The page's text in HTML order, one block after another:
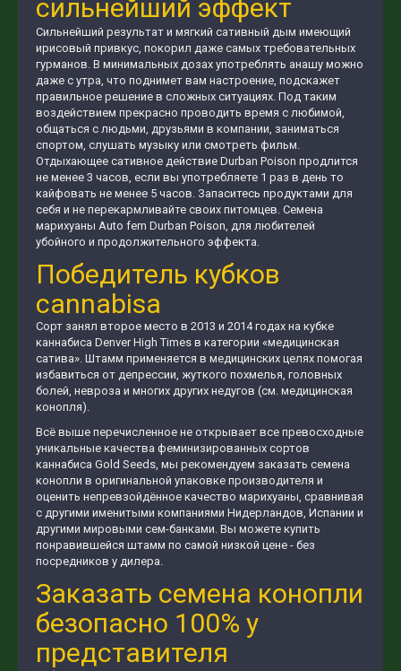
сильнейший эффект
Сильнейший результат и мягкий сативный дым имеющий
ирисовый привкус, покорил даже самых требовательных
гурманов. В минимальных дозах употреблять анашу можно
даже с утра, что поднимет вам настроение, подскажет
правильное решение в сложных ситуациях. Под таким
воздействием прекрасно проводить время с любимой,
общаться с людьми, друзьями в компании, заниматься
спортом, слушать музыку или смотреть фильм.
Отдыхающее сативное действие Durban Poison продлится
не менее 3 часов, если вы употребляете 1 раз в день то
кайфовать не менее 5 часов. Запаситесь продуктами для
себя и не перекармливайте своих питомцев. Семена
марихуаны Auto fem Durban Poison, для любителей
убойного и продолжительного эффекта.
Победитель кубков
cannabisa
Сорт занял второе место в 2013 и 2014 годах на кубке
каннабиса Denver High Times в категории «медицинская
сатива». Штамм применяется в медицинских целях помогая
избавиться от депрессии, жуткого похмелья, головных
болей, невроза и многих других недугов (см. медицинская
конопля).
Всё выше перечисленное не открывает все превосходные
уникальные качества феминизированных сортов
каннабиса Gold Seeds, мы рекомендуем заказать семена
конопли в оригинальной упаковке производителя и
оценить непревзойдённое качество марихуаны, сравнивая
с другими именитыми компаниями Нидерландов, Испании и
другими мировыми сем-банками. Вы можете купить
понравившейся штамм по самой низкой цене - без
посредников у дилера.
Заказать семена конопли
безопасно 100% у
представителя